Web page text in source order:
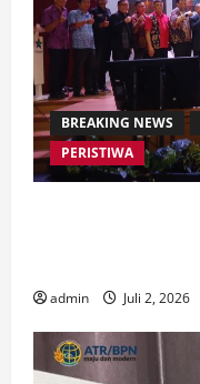
BREAKING NEWS
PERISTIWA
admin Juli 2, 2026